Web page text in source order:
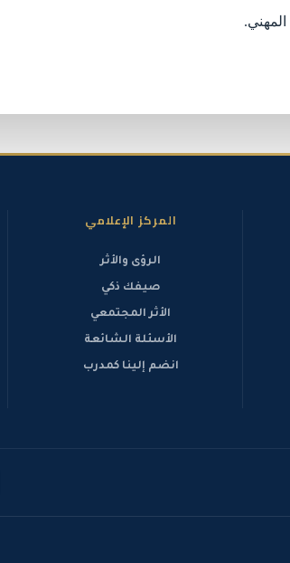
المركز الإعلامي
الرؤى والأثر
صيفك ذكي
الأثر المجتمعي
الأسئلة الشائعة
انضم إلينا كمدرب